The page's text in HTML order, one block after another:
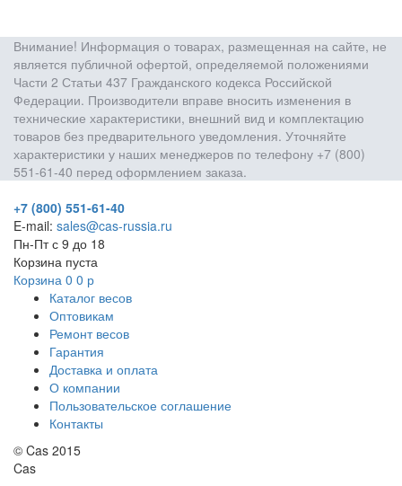
Внимание! Информация о товарах, размещенная на сайте, не
является публичной офертой, определяемой положениями
Части 2 Статьи 437 Гражданского кодекса Российской
Федерации. Производители вправе вносить изменения в
технические характеристики, внешний вид и комплектацию
товаров без предварительного уведомления. Уточняйте
характеристики у наших менеджеров по телефону +7 (800)
551-61-40 перед оформлением заказа.
+7 (800) 551-61-40
E-mail: sales@cas-russia.ru
Пн-Пт с 9 до 18
Корзина пуста
Корзина 0 0 р
Каталог весов
Оптовикам
Ремонт весов
Гарантия
Доставка и оплата
О компании
Пользовательское соглашение
Контакты
© Cas 2015
Cas